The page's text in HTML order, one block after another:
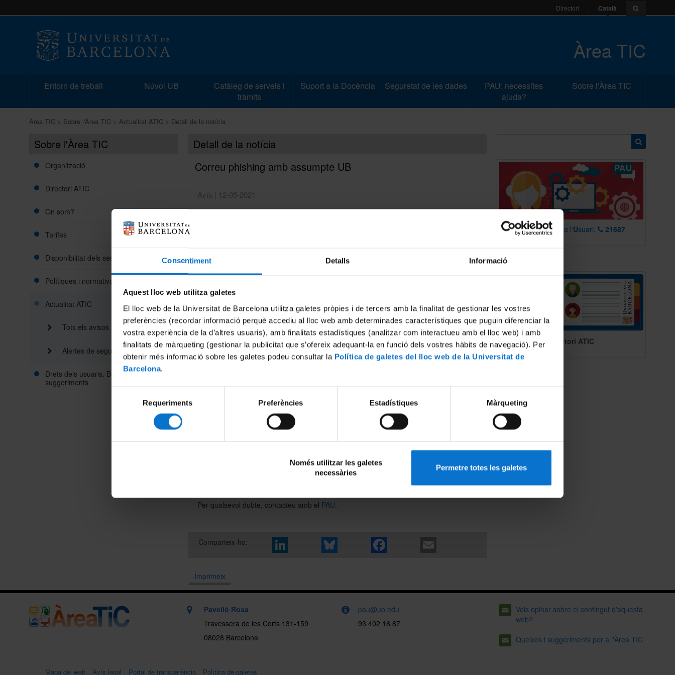
Consentiment Detalls Informació
Aquest lloc web utilitza galetes
El lloc web de la Universitat de Barcelona utilitza galetes pròpies i de tercers amb la finalitat de gestionar les vostres
preferències (recordar informació perquè accediu al lloc web amb determinades característiques que puguin diferenciar la
vostra experiència de la d’altres usuaris), amb finalitats estadístiques (analitzar com interactueu amb el lloc web) i amb
finalitats de màrqueting (gestionar la publicitat que s’ofereix adequant-la en funció dels vostres hàbits de navegació). Per
obtenir més informació sobre les galetes podeu consultar la Política de galetes del lloc web de la Universitat de
Barcelona.
consentiment
Requeriments Preferències Estadístiques Màrqueting
Només utilitzar les galetes
necessàries
Permetre totes les galetes
Directori Català
Àrea TIC
Entorn de treball Núvol UB
Catàleg de serveis i
tràmits
Suport a la Docència Seguretat de les dades
PAU: necessites
ajuda?
Sobre l'Àrea TIC
Àrea TIC Sobre l'Àrea TIC Actualitat ATIC Detall de la notícia
Sobre l'Àrea TIC
Organització
Directori ATIC
On som?
Tarifes
Disponibilitat dels serveis TIC
Polítiques i normativa
Actualitat ATIC
Tots els avisos
Alertes de seguretat
Drets dels usuaris. Bústia de queixes i
suggeriments
Detall de la notícia
Correu phishing amb assumpte UB
Avís | 12-05-2021
majoritàriament d'alumnes.
Es tracta d'un correu maliciós amb assumpte "UB". No feu cas ni cliqueu
l'enllaç. Esborreu-lo directament o marqueu-lo com a correu maliciós.
El cos del missatge és aquest:
Per qualsevol dubte, contacteu amb el PAU.
Comparteix-ho:
Imprimeix
Punt d'Atenció a l'Usuari. 21687
Directori ATIC
Pavelló Rosa
Travessera de les Corts 131-159
08028 Barcelona
pau@ub.edu
93 402 16 87
Vols opinar sobre el contingut d'aquesta
web?
Queixes i suggeriments per a l'Àrea TIC
Mapa del web Avís legal Portal de transparència Política de galetes